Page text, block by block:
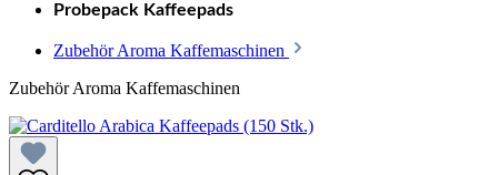
Probepack Kaffeepads
Zubehör Aroma Kaffemaschinen
Zubehör Aroma Kaffemaschinen